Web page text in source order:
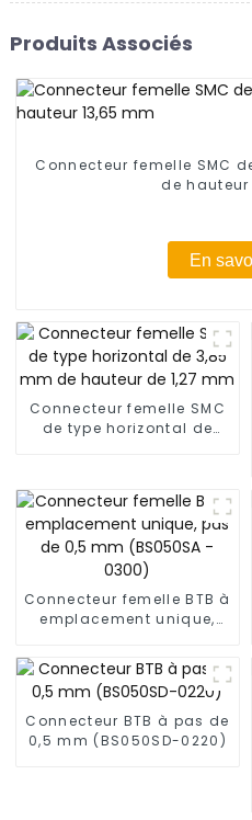
Produits Associés
Connecteur femelle SMC
de hauteur
En
Connecteur femelle SMC
de type horizontal de
Connecteur femelle BTB à
emplacement unique,
Connecteur BTB à pas de
0,5 mm (BS050SD-0220)